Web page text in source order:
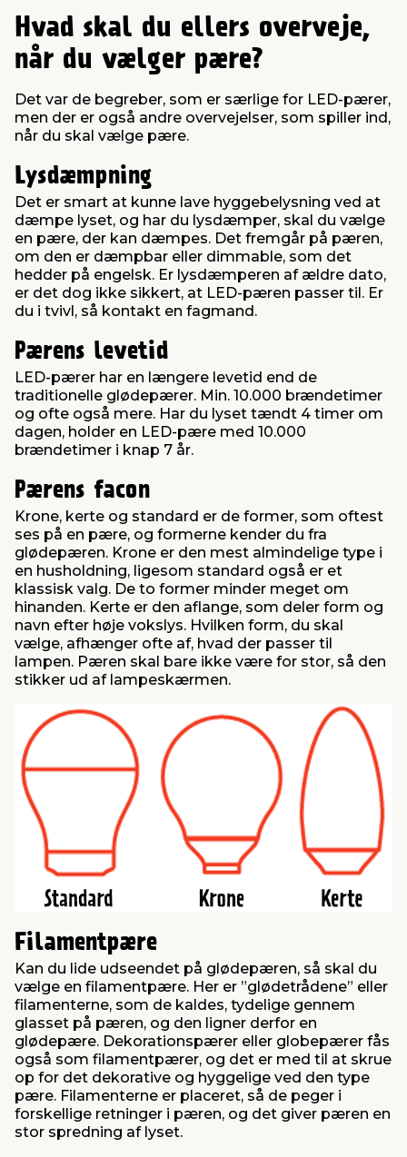
Hvad skal du ellers overveje,
når du vælger pære?
Det var de begreber, som er særlige for LED-pærer,
men der er også andre overvejelser, som spiller ind,
når du skal vælge pære.
Lysdæmpning
Det er smart at kunne lave hyggebelysning ved at
dæmpe lyset, og har du lysdæmper, skal du vælge
en pære, der kan dæmpes. Det fremgår på pæren,
om den er dæmpbar eller dimmable, som det
hedder på engelsk. Er lysdæmperen af ældre dato,
er det dog ikke sikkert, at LED-pæren passer til. Er
du i tvivl, så kontakt en fagmand.
Pærens levetid
LED-pærer har en længere levetid end de
traditionelle glødepærer. Min. 10.000 brændetimer
og ofte også mere. Har du lyset tændt 4 timer om
dagen, holder en LED-pære med 10.000
brændetimer i knap 7 år.
Pærens facon
Krone, kerte og standard er de former, som oftest
ses på en pære, og formerne kender du fra
glødepæren. Krone er den mest almindelige type i
en husholdning, ligesom standard også er et
klassisk valg. De to former minder meget om
hinanden. Kerte er den aflange, som deler form og
navn efter høje vokslys. Hvilken form, du skal
vælge, afhænger ofte af, hvad der passer til
lampen. Pæren skal bare ikke være for stor, så den
stikker ud af lampeskærmen.
Filamentpære
Kan du lide udseendet på glødepæren, så skal du
vælge en filamentpære. Her er ”glødetrådene” eller
filamenterne, som de kaldes, tydelige gennem
glasset på pæren, og den ligner derfor en
glødepære. Dekorationspærer eller globepærer fås
også som filamentpærer, og det er med til at skrue
op for det dekorative og hyggelige ved den type
pære. Filamenterne er placeret, så de peger i
forskellige retninger i pæren, og det giver pæren en
stor spredning af lyset.